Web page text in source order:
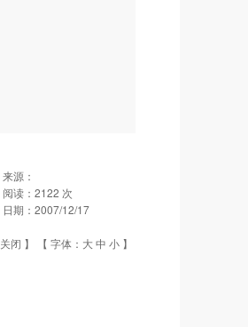
来源：
阅读： 2122 次
日期： 2007/12/17
关闭 】 【 字体： 大中 小 】